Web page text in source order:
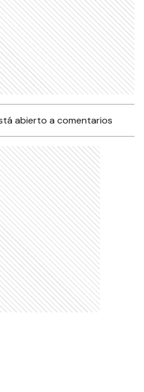
abierto a comentarios